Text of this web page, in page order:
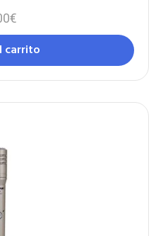
€
carrito